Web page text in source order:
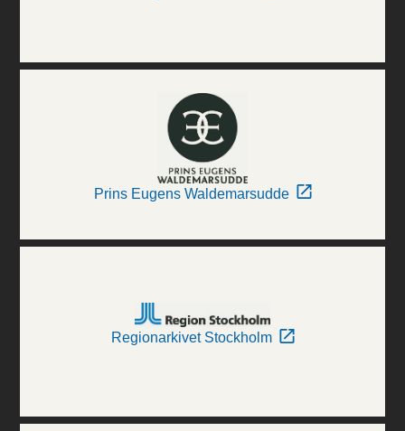
Prins Eugens Waldemarsudde
Regionarkivet Stockholm